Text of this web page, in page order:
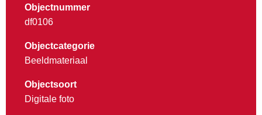
Objectnummer
df0106
Objectcategorie
Beeldmateriaal
Objectsoort
Digitale foto